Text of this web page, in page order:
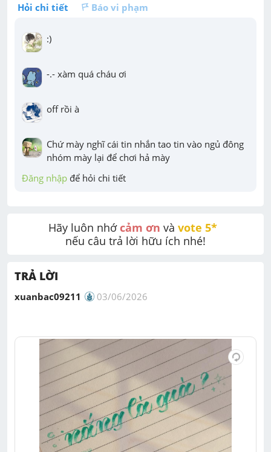
Hỏi chi tiết Báo vi phạm
:)
-.- xàm quá cháu ơi
off rồi à
Chứ mày nghĩ cái tin nhắn tao tin vào ngủ đông
nhóm mày lại để chơi hả mày
Đăng nhập để hỏi chi tiết
Hãy luôn nhớ cảm ơn và vote 5*
nếu câu trả lời hữu ích nhé!
TRẢ LỜI
xuanbac09211 03/06/2026